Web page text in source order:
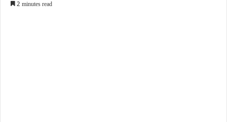
2 minutes read